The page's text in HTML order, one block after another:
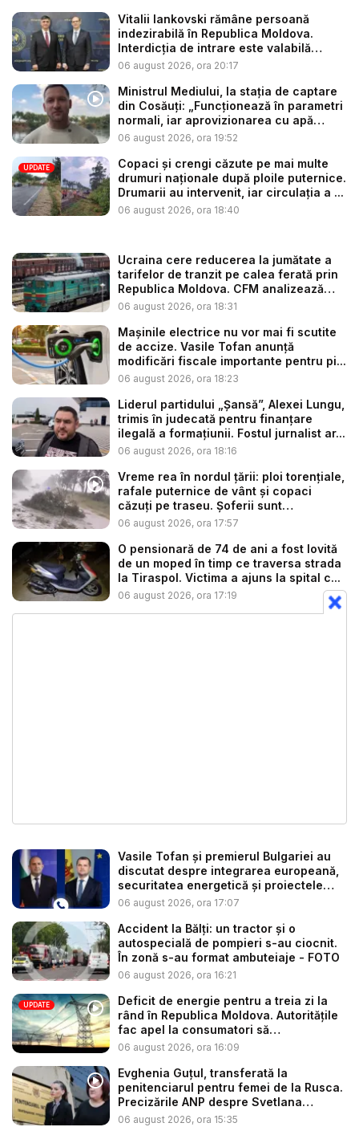
Vitalii Iankovski rămâne persoană
indezirabilă în Republica Moldova.
Interdicția de intrare este valabilă
până...
06 august 2026, ora 20:17
Ministrul Mediului, la stația de captare
din Cosăuți: „Funcționează în parametri
normali, iar aprovizionarea cu apă
este...
06 august 2026, ora 19:52
UPDATE
Copaci și crengi căzute pe mai multe
drumuri naționale după ploile puternice.
Drumarii au intervenit, iar circulația a ...
06 august 2026, ora 18:40
Ucraina cere reducerea la jumătate a
tarifelor de tranzit pe calea ferată prin
Republica Moldova. CFM analizează
so...
06 august 2026, ora 18:31
Mașinile electrice nu vor mai fi scutite
de accize. Vasile Tofan anunță
modificări fiscale importante pentru pi...
06 august 2026, ora 18:23
Liderul partidului „Șansă”, Alexei Lungu,
trimis în judecată pentru finanțare
ilegală a formațiunii. Fostul jurnalist ar...
06 august 2026, ora 18:16
Vreme rea în nordul țării: ploi torențiale,
rafale puternice de vânt și copaci
căzuți pe traseu. Șoferii sunt
îndemnaț...
06 august 2026, ora 17:57
O pensionară de 74 de ani a fost lovită
de un moped în timp ce traversa strada
la Tiraspol. Victima a ajuns la spital c...
06 august 2026, ora 17:19
Vasile Tofan și premierul Bulgariei au
discutat despre integrarea europeană,
securitatea energetică și proiectele
co...
06 august 2026, ora 17:07
Accident la Bălți: un tractor și o
autospecială de pompieri s-au ciocnit.
În zonă s-au format ambuteiaje - FOTO
06 august 2026, ora 16:21
UPDATE
Deficit de energie pentru a treia zi la
rând în Republica Moldova. Autoritățile
fac apel la consumatori să
economisea...
06 august 2026, ora 16:09
Evghenia Guțul, transferată la
penitenciarul pentru femei de la Rusca.
Precizările ANP despre Svetlana
Popan...
06 august 2026, ora 15:35